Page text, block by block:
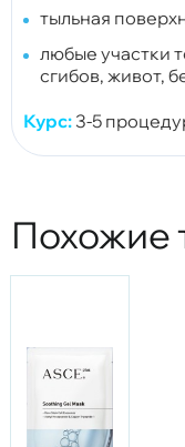
тыльная
любые участки
сгибов, живот,
Курс:3-5
Похожие